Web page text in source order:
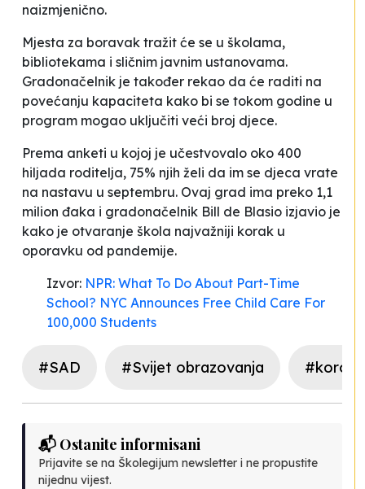
naizmjenično.
Mjesta za boravak tražit će se u školama,
bibliotekama i sličnim javnim ustanovama.
Gradonačelnik je također rekao da će raditi na
povećanju kapaciteta kako bi se tokom godine u
program mogao uključiti veći broj djece.
Prema anketi u kojoj je učestvovalo oko 400
hiljada roditelja, 75% njih želi da im se djeca vrate
na nastavu u septembru. Ovaj grad ima preko 1,1
milion đaka i gradonačelnik Bill de Blasio izjavio je
kako je otvaranje škola najvažniji korak u
oporavku od pandemije.
Izvor: NPR: What To Do About Part-Time
School? NYC Announces Free Child Care For
100,000 Students
#SAD #Svijet obrazovanja
📬 Ostanite informisani
Prijavite se na Školegijum newsletter i ne propustite
nijednu vijest.